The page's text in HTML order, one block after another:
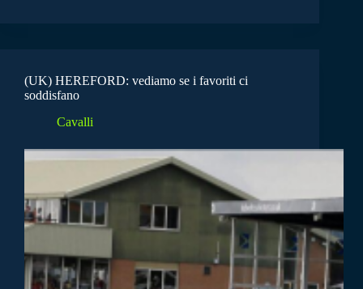
(UK) HEREFORD: vediamo se i favoriti ci
soddisfano
Cavalli